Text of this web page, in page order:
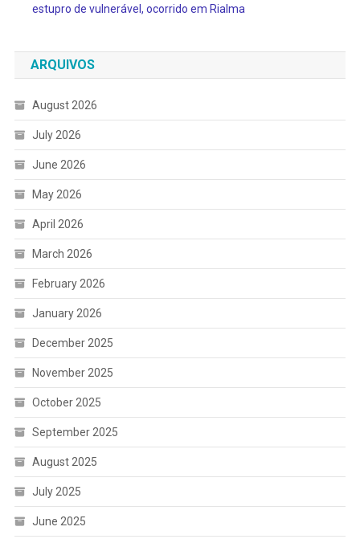
estupro de vulnerável, ocorrido em Rialma
ARQUIVOS
August 2026
July 2026
June 2026
May 2026
April 2026
March 2026
February 2026
January 2026
December 2025
November 2025
October 2025
September 2025
August 2025
July 2025
June 2025